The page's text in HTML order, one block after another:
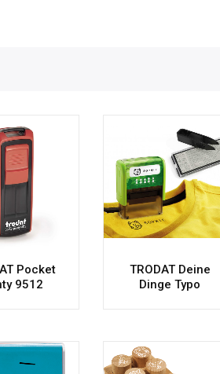
Pocket
9512
TRODAT Deine
Dinge Typo